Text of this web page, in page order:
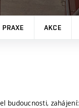
AKCE
budoucnosti, zahájení: